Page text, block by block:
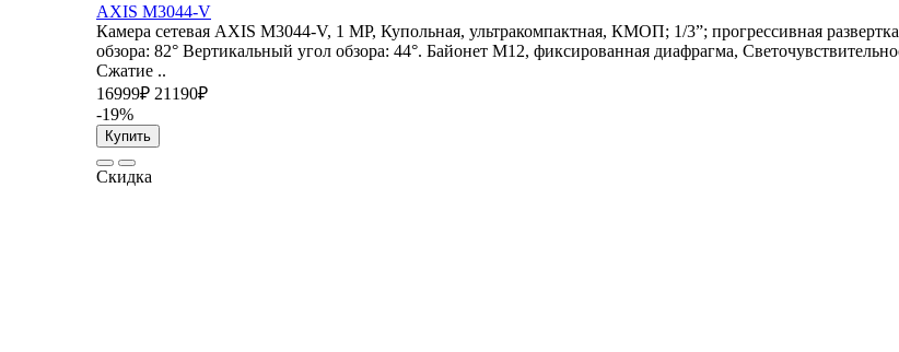
AXIS M3044-V
Камера сетевая AXIS M3044-V, 1 MP, Купольная, ультракомпактная, КМОП; 1/3”; прогрессивная
обзора: 82° Вертикальный угол обзора: 44°. Байонет М12, фиксированная диафрагма,
Сжатие ..
16999₽ 21190₽
-19%
Купить
Скидка